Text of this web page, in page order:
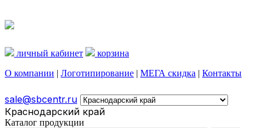
личный кабинет
корзина
О компании | Логотипирование | МЕГА скидка | Контакты
sale@sbcentr.ru
Краснодарский край
Каталог продукции